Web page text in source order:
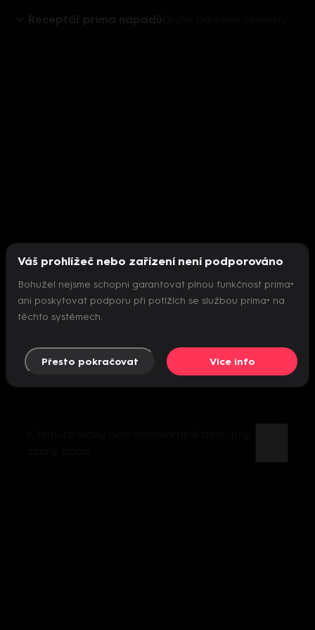
Receptář prima nápadů
Nepodařilo se inicializovat přehrávač
Váš prohlížeč nebo zařízení není podporováno
Bohužel nejsme schopni garantovat plnou funkčnost prima+
ani poskytovat podporu při potížích se službou prima+ na
těchto systémech.
Přesto pokračovat Více info